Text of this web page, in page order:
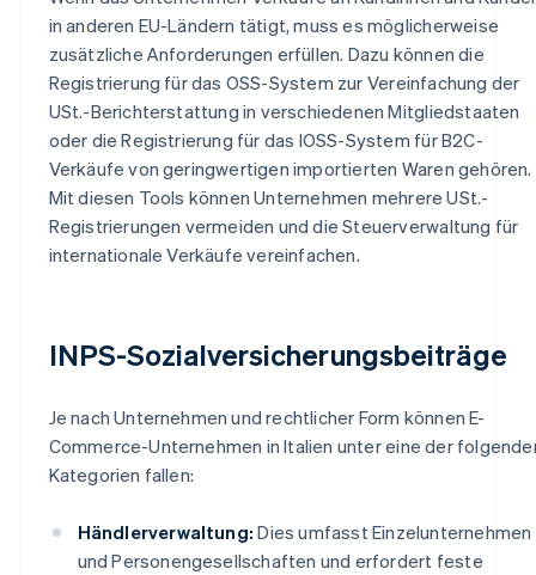
in anderen EU-Ländern tätigt, muss es möglicherweise
zusätzliche Anforderungen erfüllen. Dazu können die
Registrierung für das OSS-System zur Vereinfachung der
USt.-Berichterstattung in verschiedenen Mitgliedstaaten
oder die Registrierung für das IOSS-System für B2C-
Verkäufe von geringwertigen importierten Waren gehören.
Mit diesen Tools können Unternehmen mehrere USt.-
Registrierungen vermeiden und die Steuerverwaltung für
internationale Verkäufe vereinfachen.
INPS-Sozialversicherungsbeiträge
Je nach Unternehmen und rechtlicher Form können E-
Commerce-Unternehmen in Italien unter eine der
Kategorien fallen:
Händlerverwaltung: Dies umfasst Einzelunternehmen
und Personengesellschaften und erfordert feste